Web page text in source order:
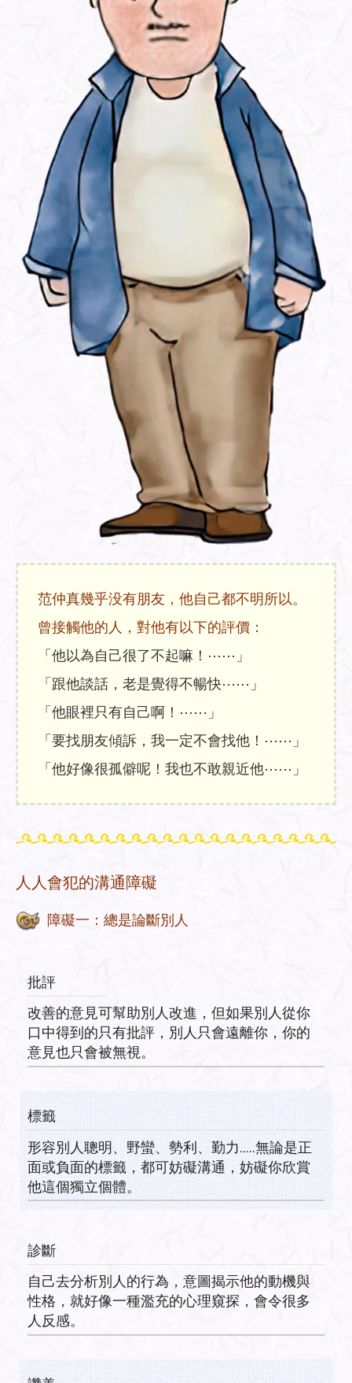
范仲真幾乎没有朋友，他自己都不明所以。
曾接觸他的人，對他有以下的評價：
「他以為自己很了不起嘛！⋯⋯」
「跟他談話，老是覺得不暢快⋯⋯」
「他眼裡只有自己啊！⋯⋯」
「要找朋友傾訴，我一定不會找他！⋯⋯」
「他好像很孤僻呢！我也不敢親近他⋯⋯」
人人會犯的溝通障礙
障礙一：總是論斷別人
批評
改善的意見可幫助別人改進，但如果別人從你
口中得到的只有批評，別人只會遠離你，你的
意見也只會被無視。
標籤
形容別人聰明、野蠻、勢利、勤力…..無論是正
面或負面的標籤，都可妨礙溝通，妨礙你欣賞
他這個獨立個體。
診斷
自己去分析別人的行為，意圖揭示他的動機與
性格，就好像一種濫充的心理窺探，會令很多
人反感。